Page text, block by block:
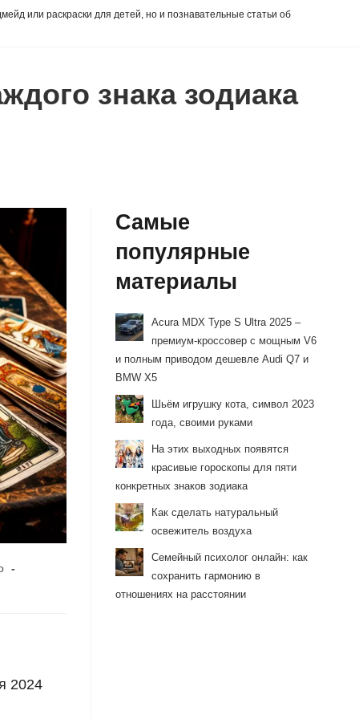
или раскраски для детей, но и познавательные статьи об
знака зодиака
2024
Самые
популярные
материалы
Acura MDX Type S Ultra 2025 –
премиум-кроссовер с мощным V6
и полным приводом дешевле Audi Q7 и
BMW X5
Шьём игрушку кота, символ 2023
года, своими руками
На этих выходных появятся
красивые гороскопы для пяти
конкретных знаков зодиака
Как сделать натуральный
освежитель воздуха
Семейный психолог онлайн: как
сохранить гармонию в
отношениях на расстоянии